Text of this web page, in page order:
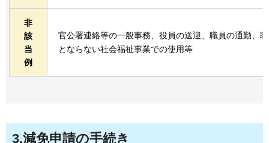
非
該
当
例
官公署連絡等の一般事務、役員の送迎、職員の通勤、
とならない社会福祉事業での使用等
3.減免申請の手続き